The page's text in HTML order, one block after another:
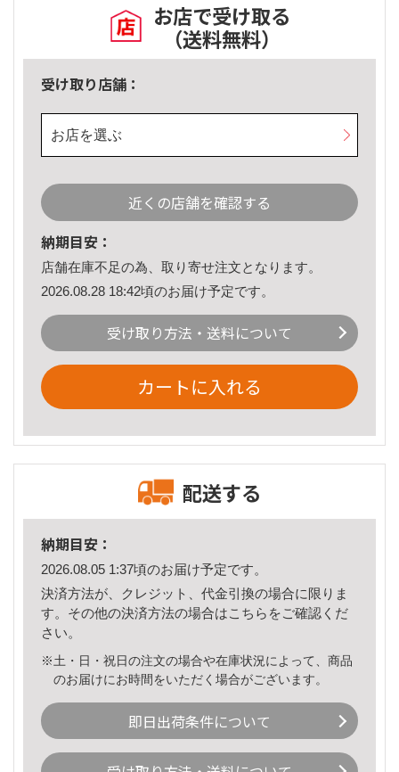
お店で受け取る
（送料無料）
受け取り店舗：
お店を選ぶ
近くの店舗を確認する
納期目安：
店舗在庫不足の為、取り寄せ注文となります。
2026.08.28 18:42頃のお届け予定です。
受け取り方法・送料について
カートに入れる
配送する
納期目安：
2026.08.05 1:37頃のお届け予定です。
決済方法が、クレジット、代金引換の場合に限りま
す。その他の決済方法の場合はこちら をご確認くだ
さい。
※土・日・祝日の注文の場合や在庫状況によって、商品
のお届けにお時間をいただく場合がございます。
即日出荷条件について